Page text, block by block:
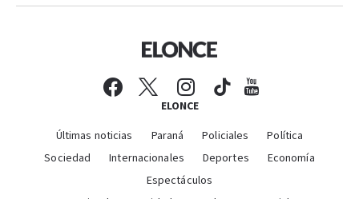
ELONCE
Últimas noticias Paraná Policiales
Política
Sociedad
Internacionales Deportes
Economía
Espectáculos